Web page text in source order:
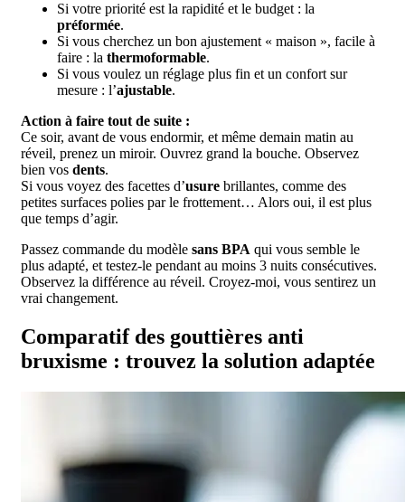
Si votre priorité est la rapidité et le budget : la
préformée.
Si vous cherchez un bon ajustement « maison », facile à
faire : la thermoformable.
Si vous voulez un réglage plus fin et un confort sur
mesure : l’ajustable.
Action à faire tout de suite :
Ce soir, avant de vous endormir, et même demain matin au
réveil, prenez un miroir. Ouvrez grand la bouche. Observez
bien vos dents.
Si vous voyez des facettes d’usure brillantes, comme des
petites surfaces polies par le frottement… Alors oui, il est plus
que temps d’agir.
Passez commande du modèle sans BPA qui vous semble le
plus adapté, et testez-le pendant au moins 3 nuits consécutives.
Observez la différence au réveil. Croyez-moi, vous sentirez un
vrai changement.
Comparatif des gouttières anti
bruxisme : trouvez la solution adaptée